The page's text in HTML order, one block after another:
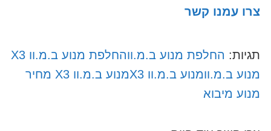
צרו עמנו קשר
תגיות: החלפת מנוע ב.מ.ווהחלפת מנוע ב.מ.וו X3
מנוע ב.מ.וומנוע ב.מ.וו X3
מנוע ב.מ.וו X3 מחיר
מנוע מיבוא